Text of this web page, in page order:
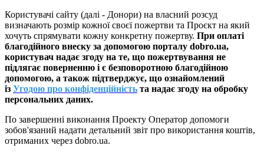
Користувачі сайту (далі - Донори) на власний розсуд
визначають розмір кожної своєї пожертви та Проєкт на який
хочуть спрямувати кожну конкретну пожертву. При оплаті
благодійного внеску за допомогою порталу dobro.ua,
користувач надає згоду на те, що пожертвування не
підлягає поверненню і є безповоротною благодійною
допомогою, а також підтверджує, що ознайомлений
із Угодою про конфіденційність та надає згоду на обробку
персональних даних.
По завершенні виконання Проекту Оператор допомоги
зобов'язаний надати детальний звіт про використання коштів,
отриманих через dobro.ua.